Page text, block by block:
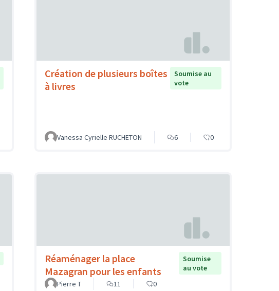
Création de plusieurs boîtes
à livres
Soumise au
vote
Vanessa Cyrielle RUCHETON 6 0
Réaménager la place
Mazagran pour les enfants
Soumise
au vote
Pierre T
11 0